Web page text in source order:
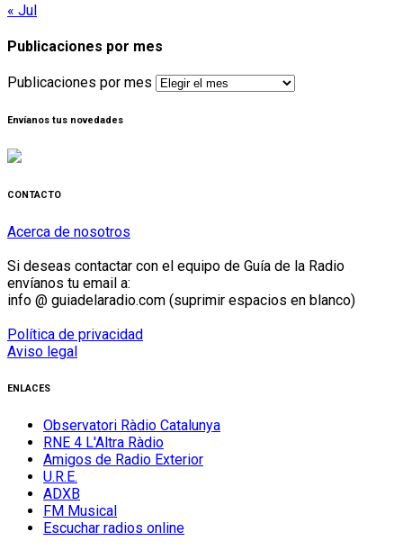
« Jul
Publicaciones por mes
Publicaciones por mes
Envíanos tus novedades
CONTACTO
Acerca de nosotros
Si deseas contactar con el equipo de Guía de la Radio
envíanos tu email a:
info @ guiadelaradio.com (suprimir espacios en blanco)
Política de privacidad
Aviso legal
ENLACES
Observatori Ràdio Catalunya
RNE 4 L'Altra Ràdio
Amigos de Radio Exterior
U.R.E.
ADXB
FM Musical
Escuchar radios online